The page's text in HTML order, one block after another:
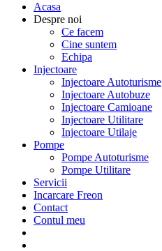
Acasa
Despre noi
Ce facem
Cine suntem
Echipa
Injectoare
Injectoare Autoturisme
Injectoare Autobuze
Injectoare Camioane
Injectoare Utilitare
Injectoare Utilaje
Pompe
Pompe Autoturisme
Pompe Utilitare
Servicii
Incarcare Freon
Contact
Contul meu